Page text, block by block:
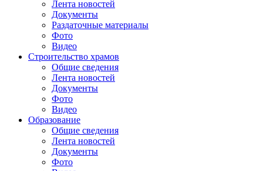
Лента новостей
Документы
Раздаточные материалы
Фото
Видео
Строительство храмов
Общие сведения
Лента новостей
Документы
Фото
Видео
Образование
Общие сведения
Лента новостей
Документы
Фото